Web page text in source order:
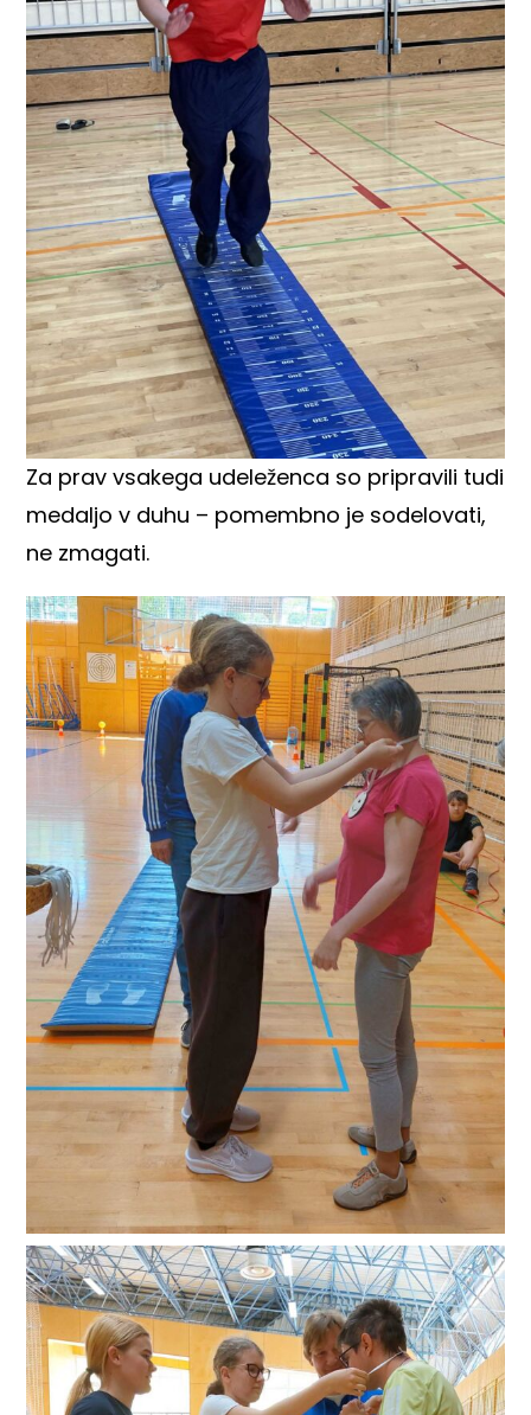
Za prav vsakega udeleženca so pripravili tudi
medaljo v duhu – pomembno je sodelovati,
ne zmagati.